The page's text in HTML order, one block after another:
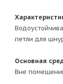
петли для
Основная
Вне